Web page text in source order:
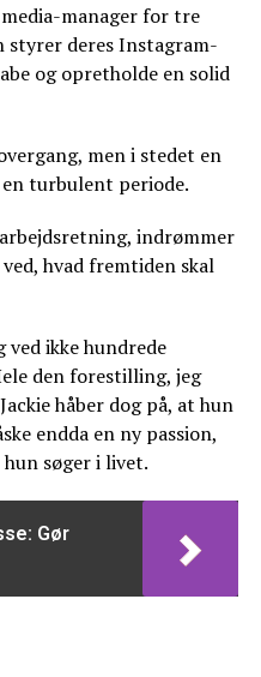
manager for tre
styrer deres Instagram-
og opretholde en solid
men i stedet en
turbulent periode.
indrømmer
hvad fremtiden skal
ikke hundrede
den forestilling, jeg
håber dog på, at hun
endda en ny passion,
søger i livet.
Gør